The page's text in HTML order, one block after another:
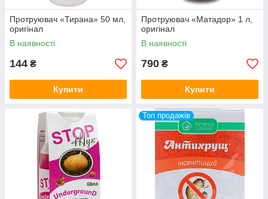
Протруювач «Тирана» 50 мл,
оригінал
В наявності
144 ₴
Купити
Протруювач «Матадор» 1 л,
оригінал
В наявності
790 ₴
Купити
Топ продажів